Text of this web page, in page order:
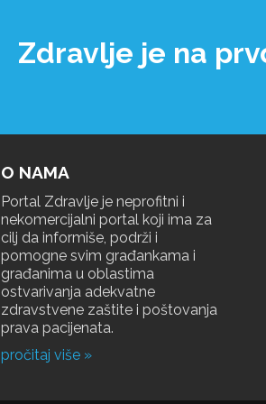
Zdravlje je na
O NAMA
Portal Zdravlje je neprofitni i
nekomercijalni portal koji ima za
cilj da informiše, podrži i
pomogne svim građankama i
građanima u oblastima
ostvarivanja adekvatne
zdravstvene zaštite i poštovanja
prava pacijenata.
pročitaj više »